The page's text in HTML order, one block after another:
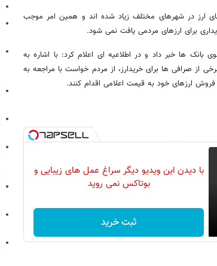
ارز در شهرهای مختلف زیاد شده اند و همین امر موجب
برای ارزهای مردمی یافت نمی شود.
بانک ها خبر داد و در اطلاعیه ای اعلام کرد: با اشاره به
از صرافی ها برای خریدارز، از مردم خواست با مراجعه به
ارزهای خود به قیمت اعلامی اقدام کنند.
با دیدن این ویدیو دیگر سراغ عمل های زیبایی و
بوتاکس نمی روید
ثبت خرید